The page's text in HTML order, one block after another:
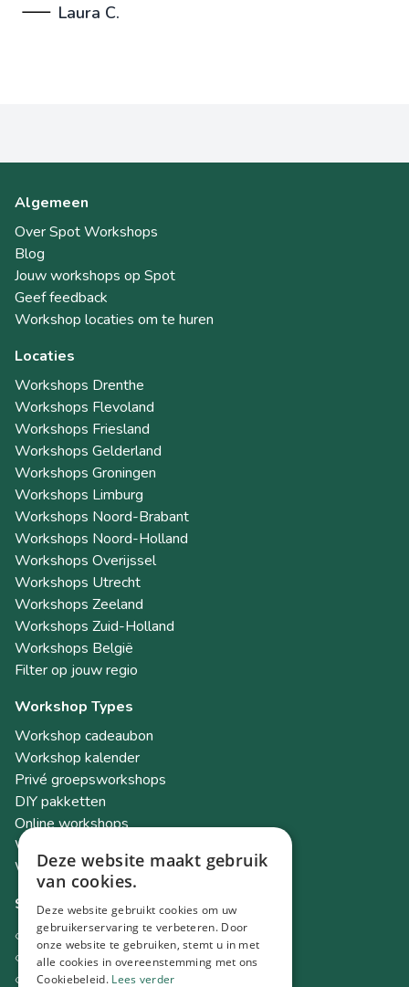
Laura C.
Algemeen
Over Spot Workshops
Blog
Jouw workshops op Spot
Geef feedback
Workshop locaties om te huren
Locaties
Workshops Drenthe
Workshops Flevoland
Workshops Friesland
Workshops Gelderland
Workshops Groningen
Workshops Limburg
Workshops Noord-Brabant
Workshops Noord-Holland
Workshops Overijssel
Workshops Utrecht
Workshops Zeeland
Workshops Zuid-Holland
Workshops België
Filter op jouw regio
Workshop Types
Workshop cadeaubon
Workshop kalender
Privé groepsworkshops
DIY pakketten
Online workshops
Workshops als teambuilding
Workshop Academy
Socials
Instagram
Facebook
TikTok
Deze website maakt gebruik
van cookies.
Deze website gebruikt cookies om uw
gebruikerservaring te verbeteren. Door
onze website te gebruiken, stemt u in met
alle cookies in overeenstemming met ons
Cookiebeleid. Lees verder